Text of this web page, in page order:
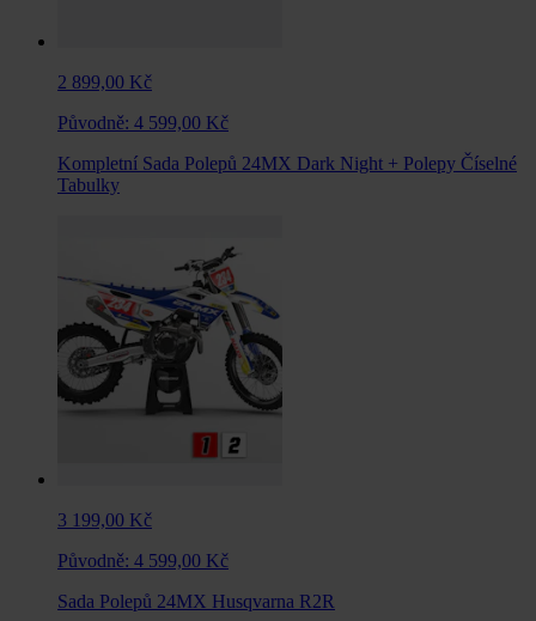
2 899,00 Kč
Původně: 4 599,00 Kč
Kompletní Sada Polepů 24MX Dark Night + Polepy Číselné
Tabulky
3 199,00 Kč
Původně: 4 599,00 Kč
Sada Polepů 24MX Husqvarna R2R